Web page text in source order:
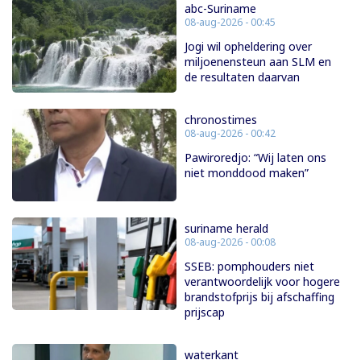
abc-Suriname
08-aug-2026 - 00:45
Jogi wil opheldering over
miljoenensteun aan SLM en
de resultaten daarvan
chronostimes
08-aug-2026 - 00:42
Pawiroredjo: “Wij laten ons
niet monddood maken”
suriname herald
08-aug-2026 - 00:08
SSEB: pomphouders niet
verantwoordelijk voor hogere
brandstofprijs bij afschaffing
prijscap
waterkant